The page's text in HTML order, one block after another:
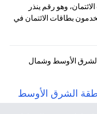
وهو رقم ينذر
بطاقات الائتمان في
الشرق الأوسط